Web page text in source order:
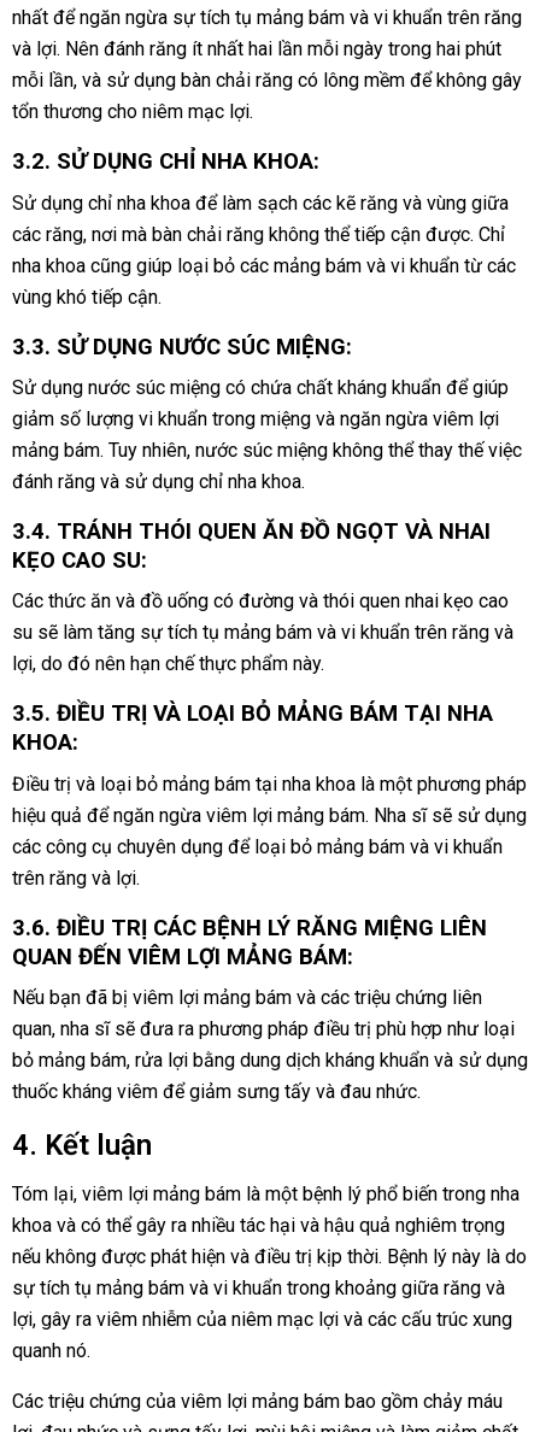
nhất để ngăn ngừa sự tích tụ mảng bám và vi khuẩn trên răng
và lợi. Nên đánh răng ít nhất hai lần mỗi ngày trong hai phút
mỗi lần, và sử dụng bàn chải răng có lông mềm để không gây
tổn thương cho niêm mạc lợi.
3.2. SỬ DỤNG CHỈ NHA KHOA:
Sử dụng chỉ nha khoa để làm sạch các kẽ răng và vùng giữa
các răng, nơi mà bàn chải răng không thể tiếp cận được. Chỉ
nha khoa cũng giúp loại bỏ các mảng bám và vi khuẩn từ các
vùng khó tiếp cận.
3.3. SỬ DỤNG NƯỚC SÚC MIỆNG:
Sử dụng nước súc miệng có chứa chất kháng khuẩn để giúp
giảm số lượng vi khuẩn trong miệng và ngăn ngừa viêm lợi
mảng bám. Tuy nhiên, nước súc miệng không thể thay thế việc
đánh răng và sử dụng chỉ nha khoa.
3.4. TRÁNH THÓI QUEN ĂN ĐỒ NGỌT VÀ NHAI
KẸO CAO SU:
Các thức ăn và đồ uống có đường và thói quen nhai kẹo cao
su sẽ làm tăng sự tích tụ mảng bám và vi khuẩn trên răng và
lợi, do đó nên hạn chế thực phẩm này.
3.5. ĐIỀU TRỊ VÀ LOẠI BỎ MẢNG BÁM TẠI NHA
KHOA:
Điều trị và loại bỏ mảng bám tại nha khoa là một phương pháp
hiệu quả để ngăn ngừa viêm lợi mảng bám. Nha sĩ sẽ sử dụng
các công cụ chuyên dụng để loại bỏ mảng bám và vi khuẩn
trên răng và lợi.
3.6. ĐIỀU TRỊ CÁC BỆNH LÝ RĂNG MIỆNG LIÊN
QUAN ĐẾN VIÊM LỢI MẢNG BÁM:
Nếu bạn đã bị viêm lợi mảng bám và các triệu chứng liên
quan, nha sĩ sẽ đưa ra phương pháp điều trị phù hợp như loại
bỏ mảng bám, rửa lợi bằng dung dịch kháng khuẩn và sử dụng
thuốc kháng viêm để giảm sưng tấy và đau nhức.
4. Kết luận
Tóm lại, viêm lợi mảng bám là một bệnh lý phổ biến trong nha
khoa và có thể gây ra nhiều tác hại và hậu quả nghiêm trọng
nếu không được phát hiện và điều trị kịp thời. Bệnh lý này là do
sự tích tụ mảng bám và vi khuẩn trong khoảng giữa răng và
lợi, gây ra viêm nhiễm của niêm mạc lợi và các cấu trúc xung
quanh nó.
Các triệu chứng của viêm lợi mảng bám bao gồm chảy máu